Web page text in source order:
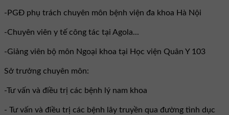
-PGĐ phụ trách chuyên môn bệnh viện đa khoa Hà Nội
-Chuyên viên y tế công tác tại Agola...
-Giảng viên bộ môn Ngoại khoa tại Học viện Quân Y 103
Sở trưởng chuyên môn:
-Tư vấn và điều trị các bệnh lý nam khoa
- Tư vấn và điều trị các bệnh lây truyền qua đường tình dục